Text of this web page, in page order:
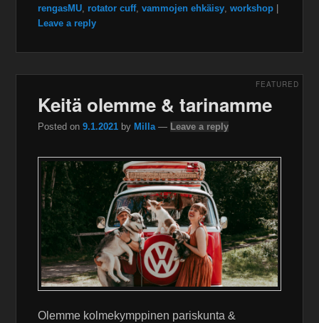
rengasMU, rotator cuff,vammojen ehkäisy,workshop
Leave a reply
Keitä olemme & tarinamme
FEATURED
Posted on9.1.2021 by Milla — Leave a reply
Olemme kolmekymppinen pariskunta &